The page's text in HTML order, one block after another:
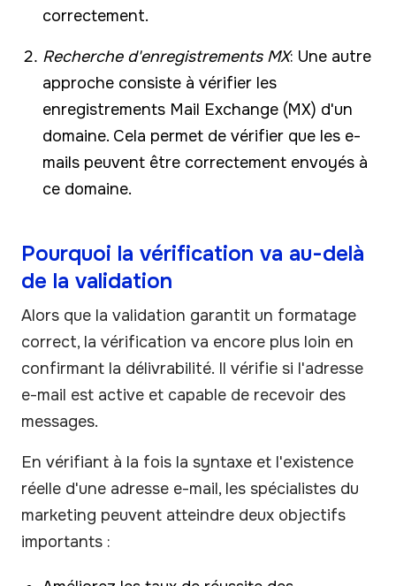
correctement.
Recherche d'enregistrements MX: Une autre
approche consiste à vérifier les
enregistrements Mail Exchange (MX) d'un
domaine. Cela permet de vérifier que les e-
mails peuvent être correctement envoyés à
ce domaine.
Pourquoi la vérification va au-delà
de la validation
Alors que la validation garantit un formatage
correct, la vérification va encore plus loin en
confirmant la délivrabilité. Il vérifie si l'adresse
e-mail est active et capable de recevoir des
messages.
En vérifiant à la fois la syntaxe et l'existence
réelle d'une adresse e-mail, les spécialistes du
marketing peuvent atteindre deux objectifs
importants :